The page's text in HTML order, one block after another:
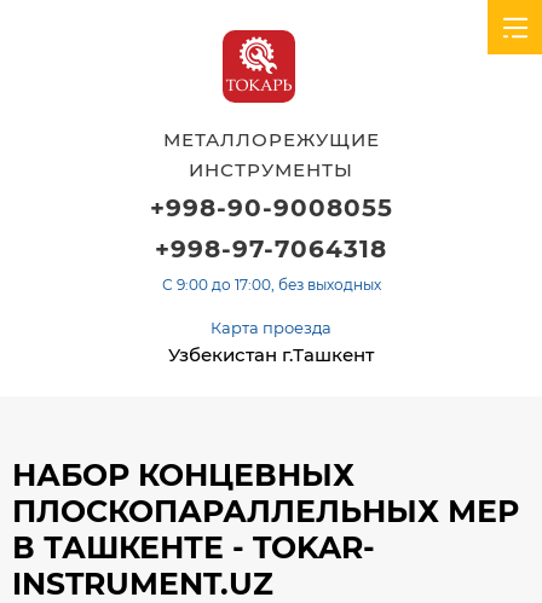
МЕТАЛЛОРЕЖУЩИЕ
ИНСТРУМЕНТЫ
+998-90-9008055
+998-97-7064318
С 9:00 до 17:00, без выходных
Карта проезда
Узбекистан г.Ташкент
НАБОР КОНЦЕВНЫХ
ПЛОСКОПАРАЛЛЕЛЬНЫХ МЕР
В ТАШКЕНТЕ - TOKAR-
INSTRUMENT.UZ